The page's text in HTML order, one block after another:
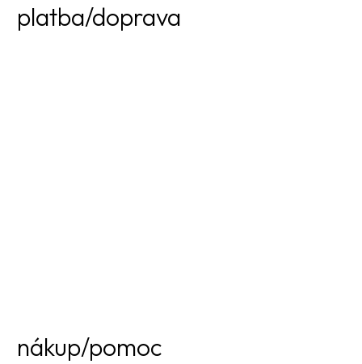
platba/doprava
nákup/pomoc